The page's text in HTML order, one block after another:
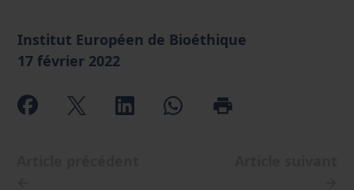
Institut Européen de Bioéthique
17 février 2022